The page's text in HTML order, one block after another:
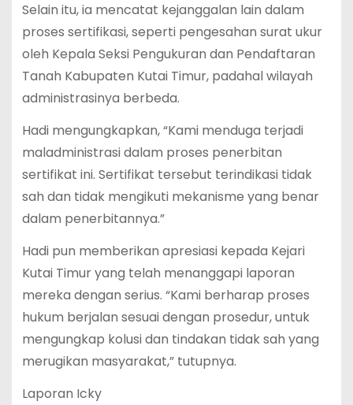
Selain itu, ia mencatat kejanggalan lain dalam
proses sertifikasi, seperti pengesahan surat ukur
oleh Kepala Seksi Pengukuran dan Pendaftaran
Tanah Kabupaten Kutai Timur, padahal wilayah
administrasinya berbeda.
Hadi mengungkapkan, “Kami menduga terjadi
maladministrasi dalam proses penerbitan
sertifikat ini. Sertifikat tersebut terindikasi tidak
sah dan tidak mengikuti mekanisme yang benar
dalam penerbitannya.”
Hadi pun memberikan apresiasi kepada Kejari
Kutai Timur yang telah menanggapi laporan
mereka dengan serius. “Kami berharap proses
hukum berjalan sesuai dengan prosedur, untuk
mengungkap kolusi dan tindakan tidak sah yang
merugikan masyarakat,” tutupnya.
Laporan Icky